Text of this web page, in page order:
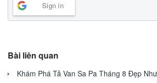
Sign in
Bài liên quan
Khám Phá Tả Van Sa Pa Tháng 8 Đẹp